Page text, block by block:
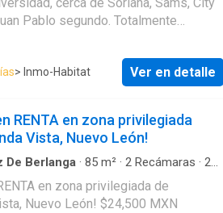
con closet·Terraza·Wifi ·Zonas
segundo. Totalmente
refrigerador, microondas,
de cocina. baño completo.
2 sillas. minisplit. abanico.
y un dia de limpieza a la
ejecutivos, y
de arrendamiento. No mascotas.
> Inmo-Habitat Ver en detalle
RENTA en zona privilegiada
Vista, Nuevo León!
De Berlanga · 85 m² · 2 Recámaras · 2
·Azotea·Terraza·Wifi
en zona privilegiada de
León! $24,500 MXN